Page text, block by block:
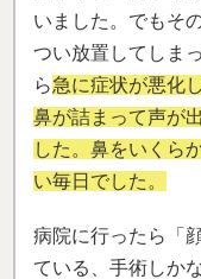
いました。でもそ
つい放置してしま
ら急に症状が悪化
鼻が詰まって声が
した。鼻をいくら
い毎日でした。
病院に行ったら「
ている、手術しか